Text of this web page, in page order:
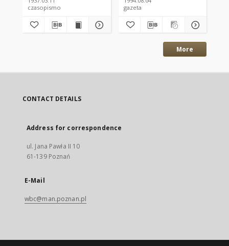
czasopismo
gazeta
More
CONTACT DETAILS
Address for correspondence
ul. Jana Pawła II 10
61-139 Poznań
E-Mail
wbc@man.poznan.pl